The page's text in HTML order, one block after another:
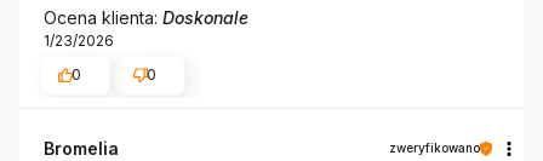
Ocena klienta: Doskonale
1/23/2026
0
0
Bromelia zweryfikowano